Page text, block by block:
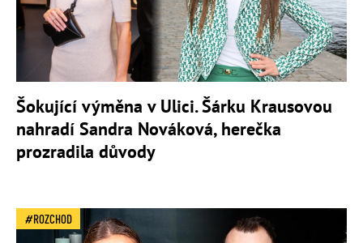
Šokující výměna v Ulici. Šárku Krausovou
nahradí Sandra Nováková, herečka
prozradila důvody
ROZCHOD